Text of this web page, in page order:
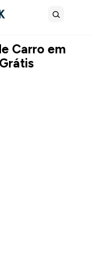
Buscar
Carro em